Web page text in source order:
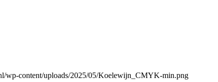
wp-content/uploads/2025/05/Koelewijn_CMYK-min.png